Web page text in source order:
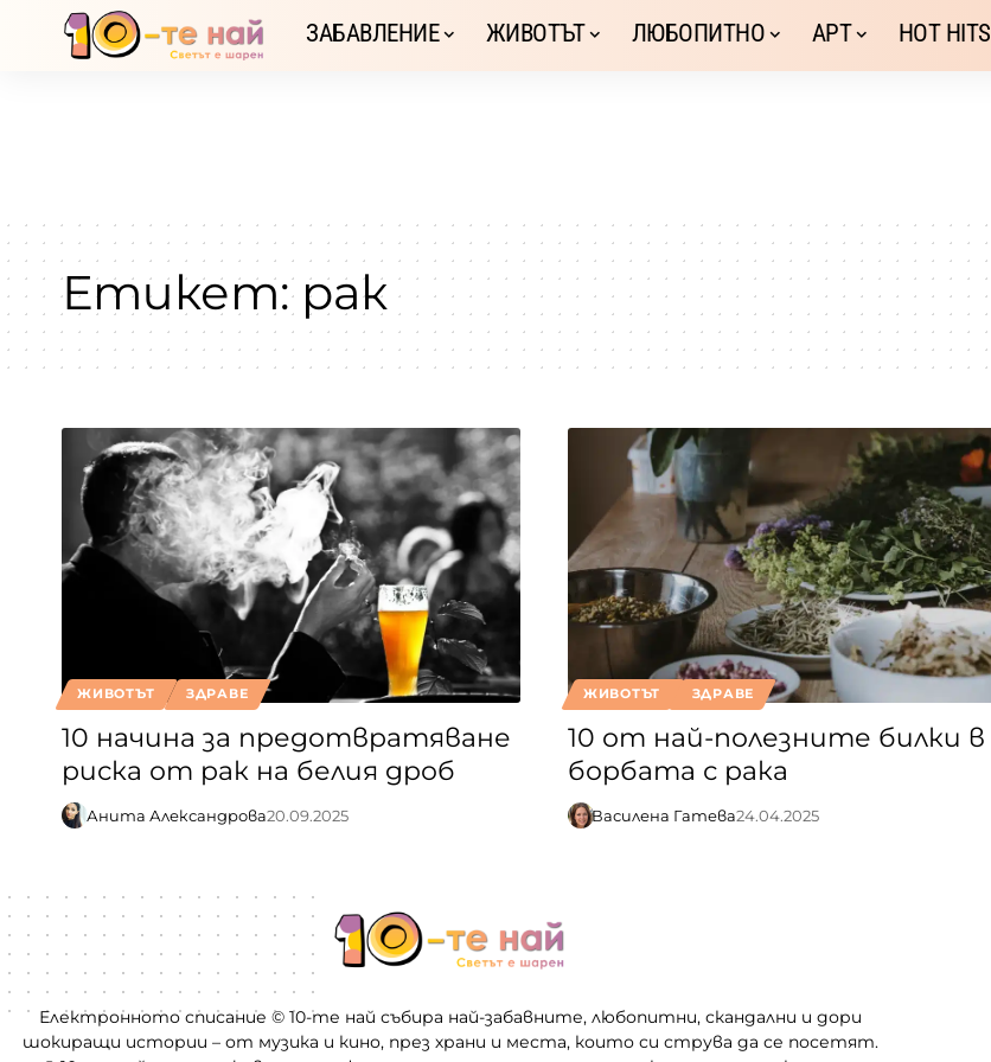
ЗАБАВЛЕНИЕ ЖИВОТЪТ ЛЮБОПИТНО АРТ HOT HITS
Етикет: рак
ЖИВОТЪТ ЗДРАВЕ
10 начина за предотвратяване
риска от рак на белия дроб
Анита Александрова20.09.2025
ЖИВОТЪТ ЗДРАВЕ
10 от най-полезните билки в
борбата с рака
Василена Гатева24.04.2025
Електронното списание © 10-те най събира най-забавните, любопитни, скандални и дори
шокиращи истории – от музика и кино, през храни и места, които си струва да се посетят.